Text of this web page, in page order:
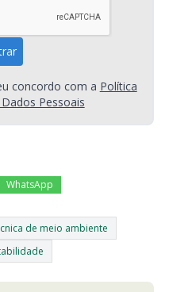
concordo com a Política
Pessoais
WhatsApp
de meio ambiente